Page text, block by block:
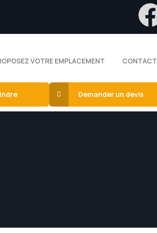
VOTRE EMPLACEMENT CONTACT
Demander un devis